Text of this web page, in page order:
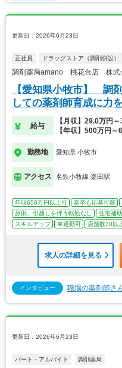
更新日：2026年6月23日
正社員 ドラッグストア（調剤併設）
調剤薬局amano 桃花台店 株式
【愛知県小牧市】 調
しての薬剤師育成に力
給与
【月収】29.0万円
【年収】500万円～
勤務地 愛知県 小牧市
アクセス 名鉄小牧線 楽田駅
年収650万円以上可 新卒も応募可能
原則、引越しを伴う転勤なし
住宅補
スキルアップ
車通勤可 店舗数30以
求人の詳細を見る
インタビュー 職場の薬剤師さ
更新日：2026年6月23日
パート・アルバイト 調剤薬局